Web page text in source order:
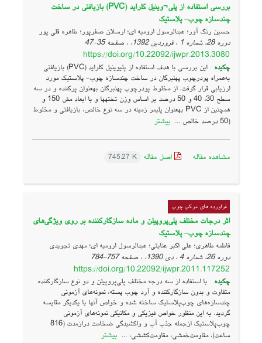
بررسی استفاده از پلی¬وینیل کلراید (PVC) بازیافتی در ساخت
چندسازه چوب- پلاستیک
حسین رنگ آور؛ عبدالرسول ارومیه ای؛ ارسلان صفرپور؛ طاهره قلی پور
دوره 28، شماره 1 ، فروردین 1392، ، صفحه
35-47
https://doi.org/10.22092/ijwpr.2013.3080
چکیده
این بررسی با هدف استفاده از پلی­وینیل کلراید (PVC) بازیافتی
به‌همراه پودرچوب پهن­برگان در ساخت چندسازه چوب- پلاستیک مورد
ارزیابی قرار گرفت. از مخلوط پودرچوب پهن­برگان به­عنوان پرکننده و در سه
سطح 30، 40 و 50 درصد بر اساس وزن تخته­ها و با ابعاد مش 150 و
همچنین از PVC به­عنوان پلیمر زمینه در سه نوع خالص، بازیافتی و مخلوط
(50 درصد خالص ...
بیشتر
مشاهده مقاله اصل مقاله 745.27 K
فراورده های مرکب چوب
اثر درجات مختلف پلی‌پروپیلن و ماده سازگارکننده بر روی ویژگی‌های
چندسازه چوب- پلاستیک
فاطمه طاهری؛ علی اکبر عنایتی؛ عبدالرسول ارومیه ای؛ مهدی تجویدی
دوره 26، شماره 4 ، دی 1390، ، صفحه
757-784
https://doi.org/10.22092/ijwpr.2011.117252
چکیده
با استفاده از سه درجه مختلف پلی‌پروپیلن و دو نوع سازگارکننده
متفاوت و بدون سازگارکننده و آرد چوب پسته، نمونه‌های آزمونی
چندسازه‌های چوب‌پلاستیک ساخته شده و خواص آنها با یکدیگر مقایسه
گردید. به این منظور خواص فیزیکی و مکانیکی نمونه‌های آزمونی
چوب‌پلاستیک ازجمله جذب آب و واکشیدگی ضخامت درازمدت (816
ساعت)، مقاومت‌خمشی، مقاومت‌کششی، ... بیشتر